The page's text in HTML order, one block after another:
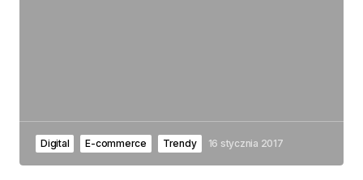
Digital E-commerce Trendy 16 stycznia 2017